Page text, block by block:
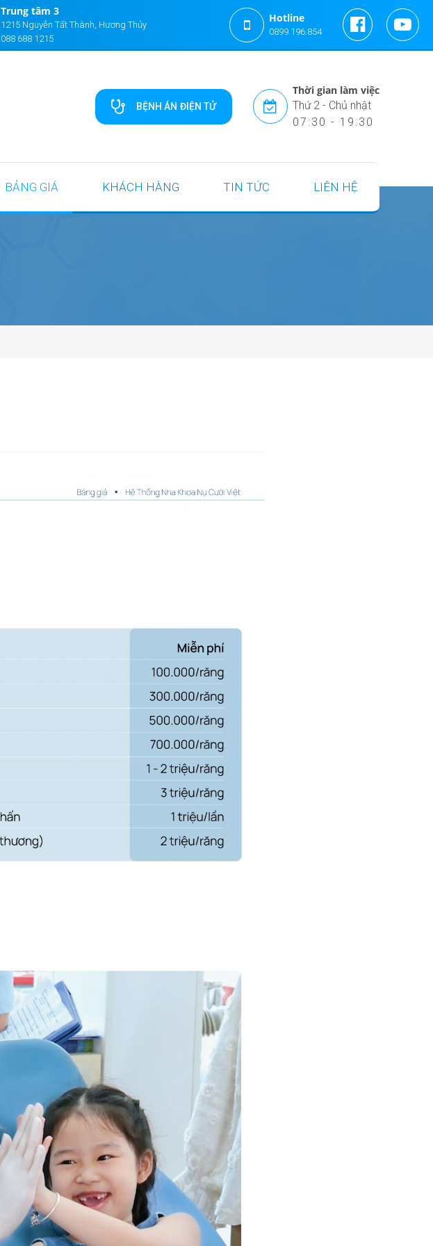
Trung tâm 3
1215 Nguyễn Tất Thành, Hương Thủy
088 688 1215
Hotline
0899.196.854
BỆNH ÁN ĐIỆN TỬ
Thời gian làm việc
Thứ 2 - Chủ nhật
07:30 - 19:30
BẢNG GIÁ KHÁCH HÀNG TIN TỨC LIÊN HỆ